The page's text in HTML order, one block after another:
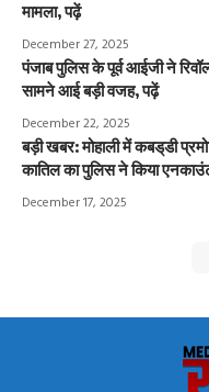
मामला, पढ़ें
December 27, 2025
पंजाब पुलिस के पूर्व आईजी ने
सामने आई बड़ी वजह, पढ़ें
December 22, 2025
बड़ी खबर: मोहाली में कबड्‌डी
कातिल का पुलिस ने किया
December 17, 2025